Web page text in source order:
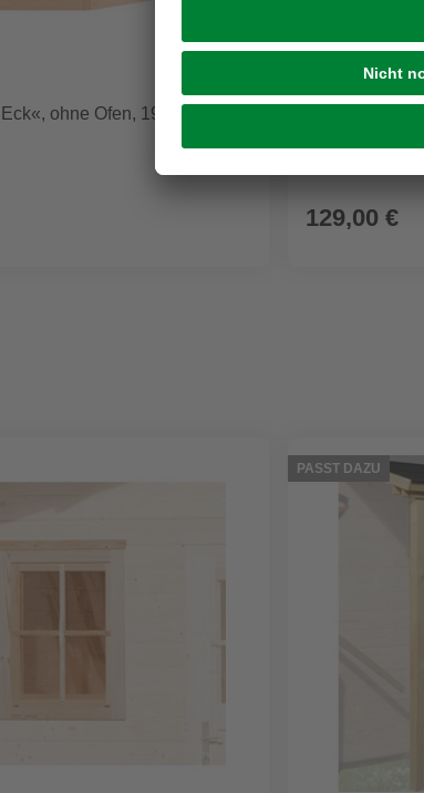
ohne Ofen, 195 x 200 x
129,00 €
PASST DAZU